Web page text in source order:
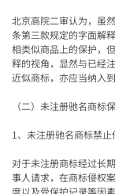
北京高院二审认为，虽然
条第三款规定的字面解
相类似商品上的保护，
释的视角，显然与已经
近似商标，亦应当纳入
（二）未注册驰名商标
1 、未注册驰名商标禁
对于未注册商标经过长
事人请求，在商标侵权